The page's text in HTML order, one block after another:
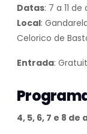
Datas: 7 a 11
Local:
Celorico de
Entrada:
4, 5, 6, 7 e 8 de